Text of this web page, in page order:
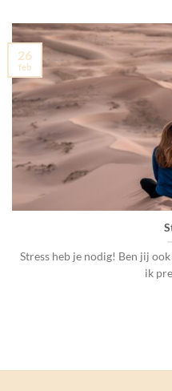
Stress heb je nodig! Ben jij
ik
26
feb